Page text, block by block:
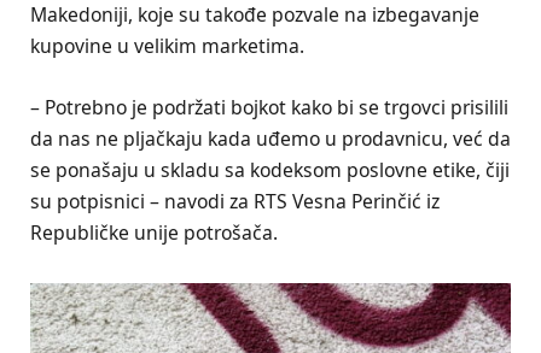
Makedoniji, koje su takođe pozvale na izbegavanje
kupovine u velikim marketima.
– Potrebno je podržati bojkot kako bi se trgovci prisilili
da nas ne pljačkaju kada uđemo u prodavnicu, već da
se ponašaju u skladu sa kodeksom poslovne etike, čiji
su potpisnici – navodi za RTS Vesna Perinčić iz
Republičke unije potrošača.